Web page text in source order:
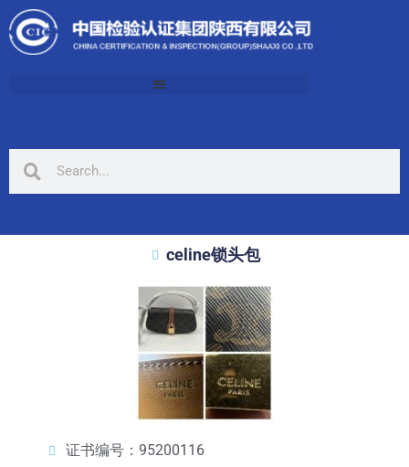
celine锁头包
证书编号：95200116